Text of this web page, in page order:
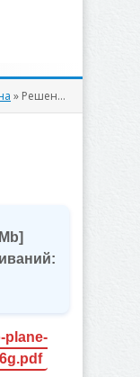
» Решения
plane-